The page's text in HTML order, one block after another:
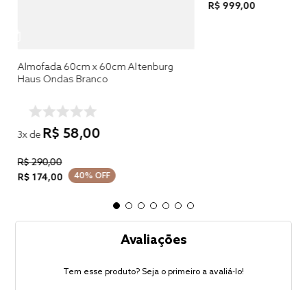
Almofada 60cm x 60cm Altenburg
Haus Ondas Branco
3x de R$ 58,00
R$290,00
R$ 174,00 40% OFF
R$ 999,00
Avaliações
Tem esse produto? Seja o primeiro a avaliá-lo!